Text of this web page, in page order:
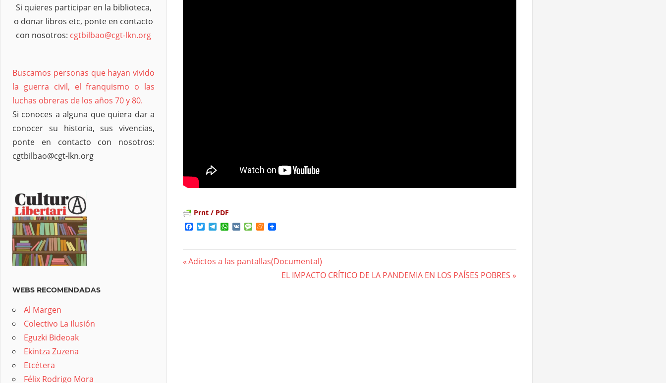
Prnt / PDF
Facebook
TwitterTelegram
WhatsApp
VK MessageMeneame
Previous
Adictos a las pantallas(Documental)
Next
EL IMPACTO CRÍTICO DE LA PANDEMIA EN LOS PAÍSES POBRES
Si quieres participar en la biblioteca,
o donar libros etc, ponte en contacto
con nosotros: cgtbilbao@cgt-lkn.org
Buscamos personas que hayan vivido
la guerra civil, el franquismo o las
luchas obreras de los años 70 y 80.
Si conoces a alguna que quiera dar a
conocer su historia, sus vivencias,
ponte en contacto con nosotros:
cgtbilbao@cgt-lkn.org
WEBS RECOMENDADAS
Al Margen
Colectivo La Ilusión
Eguzki Bideoak
Ekintza Zuzena
Etcétera
Félix Rodrigo Mora